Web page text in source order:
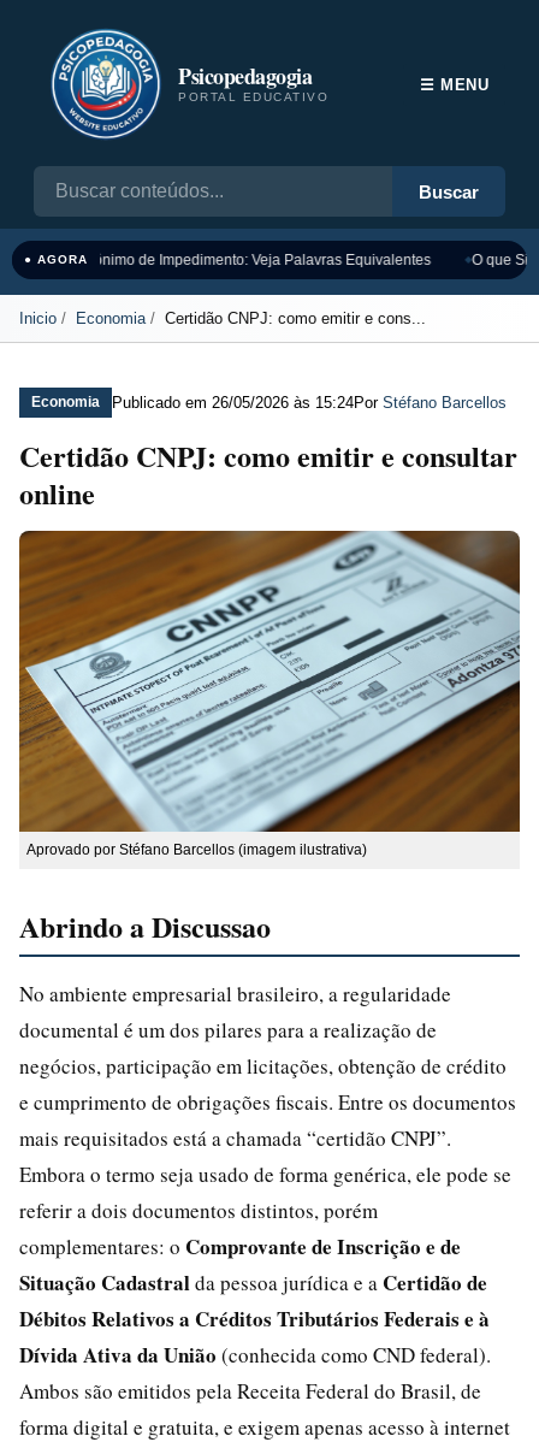
Psicopedagogia
PORTAL EDUCATIVO
Buscar
☰ MENU
● AGORASinônimo de Impedimento: Veja Palavras Equivalentes O que
Inicio Economia Certidão CNPJ: como emitir e cons...
Economia Publicado em 26/05/2026 às 15:24Por Stéfano Barcellos
Certidão CNPJ: como emitir e consultar
online
Aprovado por Stéfano Barcellos (imagem ilustrativa)
Abrindo a Discussao
No ambiente empresarial brasileiro, a regularidade
documental é um dos pilares para a realização de
negócios, participação em licitações, obtenção de crédito
e cumprimento de obrigações fiscais. Entre os documentos
mais requisitados está a chamada “certidão CNPJ”.
Embora o termo seja usado de forma genérica, ele pode se
referir a dois documentos distintos, porém
complementares: o Comprovante de Inscrição e de
Situação Cadastralda pessoa jurídica e a Certidão de
Débitos Relativos a Créditos Tributários Federais e à
Dívida Ativa da União (conhecida como CND federal).
Ambos são emitidos pela Receita Federal do Brasil, de
forma digital e gratuita, e exigem apenas acesso à internet